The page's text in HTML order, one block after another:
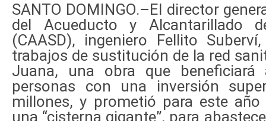
SANTO DOMINGO.–El director
del Acueducto y Alcantarillado
(CAASD), ingeniero Fellito
trabajos de sustitución de la red
Juana, una obra que
personas con una inversión
millones, y prometió para este
una “cisterna gigante”, para